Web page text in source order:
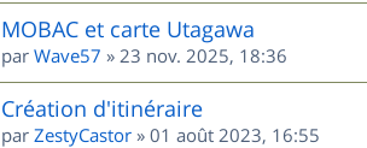
MOBAC et carte Utagawa
par Wave57 » 23 nov. 2025, 18:36
Création d'itinéraire
par ZestyCastor » 01 août 2023, 16:55